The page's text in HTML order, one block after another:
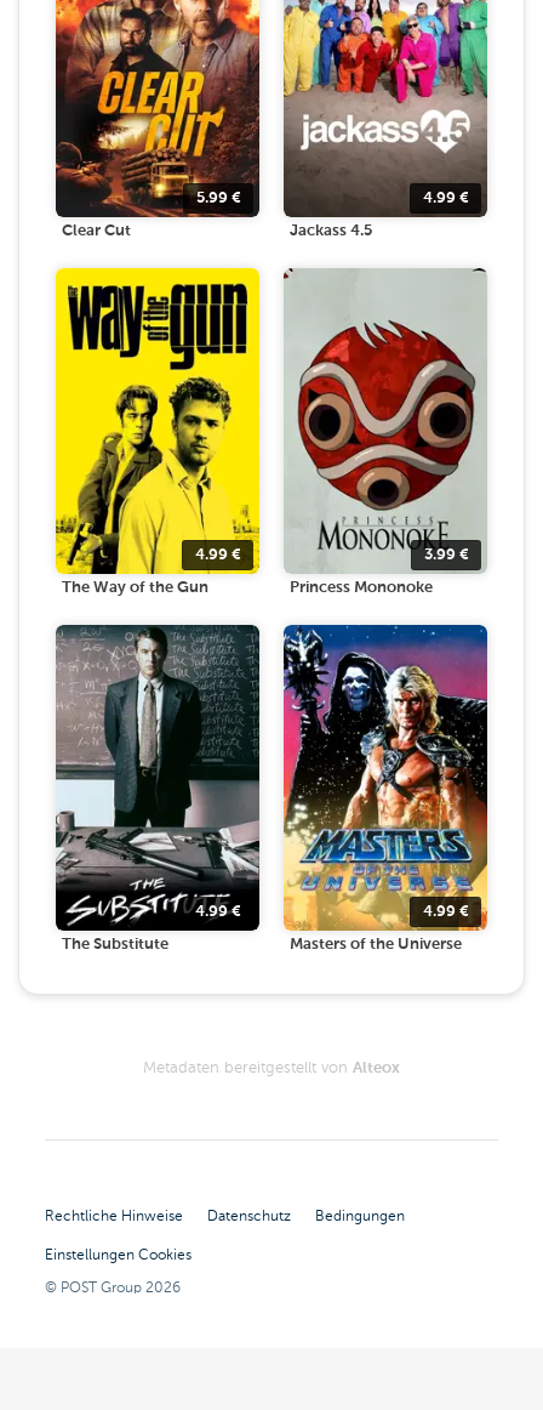
5.99 €
Clear Cut
4.99 €
Jackass 4.5
4.99 €
The Way of the Gun
3.99 €
Princess Mononoke
4.99€
The Substitute
4.99 €
Masters of the Universe
Metadaten bereitgestellt von Alteox
Rechtliche Hinweise Datenschutz Bedingungen
Einstellungen Cookies
© POST Group2026